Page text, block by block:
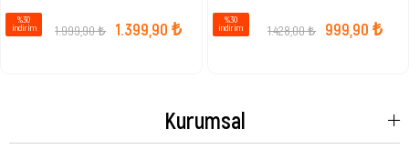
1.399,90 ₺
1.999,90 ₺
%30
i̇ndirim
999,90 ₺
1.428,00 ₺
%30
i̇ndirim
Kurumsal